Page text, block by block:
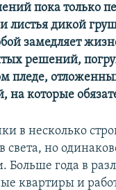
пока только
листья дикой
замедляет
решений,
пледе,
на которые
в несколько
света, но
Больше года в
квартиры и